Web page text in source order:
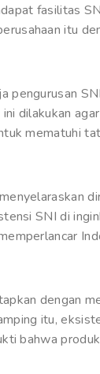
fasilitas
itu
pengurusan
dilakukan
mematuhi
SNI di
dengan
itu,
bahwa